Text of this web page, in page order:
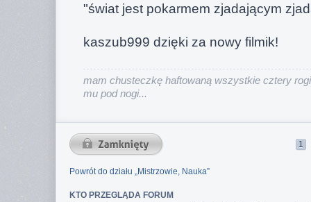
"świat jest pokarmem zjadającym
kaszub999 dzięki za nowy filmik!
mam chusteczkę haftowaną wszystkie cztery
mu pod nogi...
1
Powrót do działu „Mistrzowie, Nauka”
KTO PRZEGLĄDA FORUM